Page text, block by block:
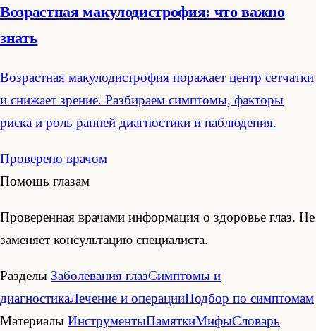
Возрастная макулодистрофия: что важно
знать
Возрастная макулодистрофия поражает центр сетчатки
и снижает зрение. Разбираем симптомы, факторы
риска и роль ранней диагностики и наблюдения.
Проверено врачом
Помощь глазам
Проверенная врачами информация о здоровье глаз. Не
заменяет консультацию специалиста.
Разделы Заболевания глазСимптомы и
диагностикаЛечение и операцииПодбор по симптомам
Материалы ИнструментыПамяткиМифыСловарь